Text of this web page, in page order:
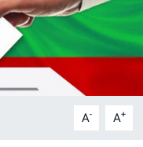
A- A+